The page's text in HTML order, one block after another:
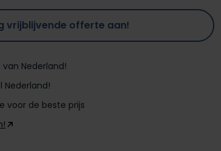
vrijblijvende offerte aan!
Nederland!
Nederland!
voor de beste prijs